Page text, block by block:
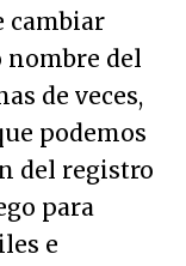
cambiar
del
de veces,
podemos
del registro
para
e